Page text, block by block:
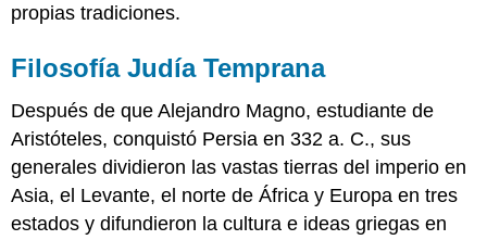
propias tradiciones.
Filosofía Judía Temprana
Después de que Alejandro Magno, estudiante de
Aristóteles, conquistó Persia en 332 a. C., sus
generales dividieron las vastas tierras del imperio en
Asia, el Levante, el norte de África y Europa en tres
estados y difundieron la cultura e ideas griegas en